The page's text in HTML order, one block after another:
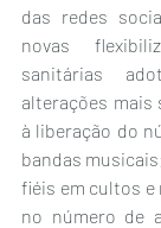
das redes
novas
sanitárias
alterações mais
à liberação do
bandas
fiéis em cultos e
no número de